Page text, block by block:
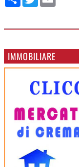
IMMOBILIARE